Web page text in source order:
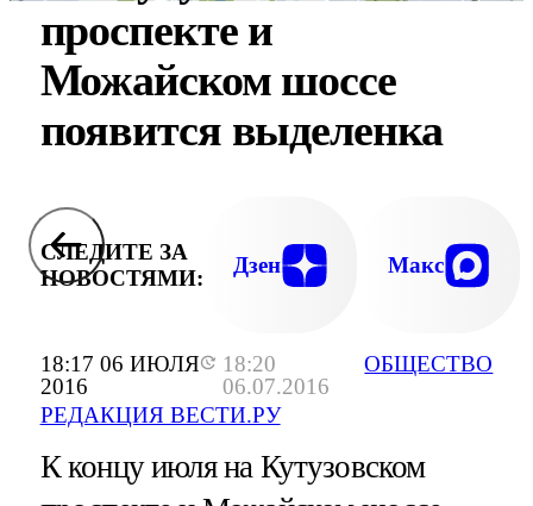
18:17 06 ИЮЛЯ
2016
18:20
06.07.2016
РЕДАКЦИЯ ВЕСТИ.РУ
ОБЩЕСТВО
проспекте и
Можайском шоссе
появится выделенка
СЛЕДИТЕ ЗА
НОВОСТЯМИ:
Дзен Макс
К концу июля на Кутузовском